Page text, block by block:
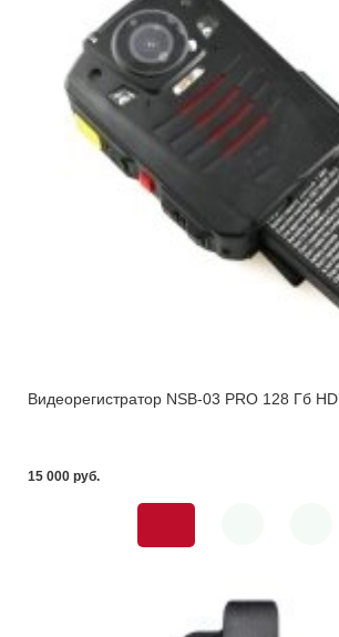
Видеорегистратор NSB-03 PRO 128 Гб HD
15 000 pуб.